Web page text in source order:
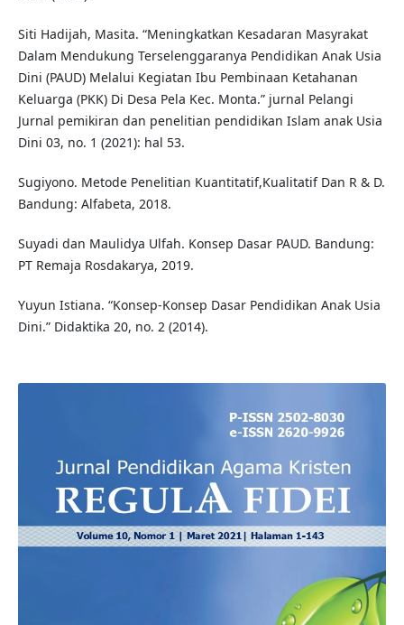
Siti Hadijah, Masita. “Meningkatkan Kesadaran Masyrakat
Dalam Mendukung Terselenggaranya Pendidikan Anak Usia
Dini (PAUD) Melalui Kegiatan Ibu Pembinaan Ketahanan
Keluarga (PKK) Di Desa Pela Kec. Monta.” jurnal Pelangi
Jurnal pemikiran dan penelitian pendidikan Islam anak Usia
Dini 03, no. 1 (2021): hal 53.
Sugiyono. Metode Penelitian Kuantitatif,Kualitatif Dan R & D.
Bandung: Alfabeta, 2018.
Suyadi dan Maulidya Ulfah. Konsep Dasar PAUD. Bandung:
PT Remaja Rosdakarya, 2019.
Yuyun Istiana. “Konsep-Konsep Dasar Pendidikan Anak Usia
Dini.” Didaktika 20, no. 2 (2014).